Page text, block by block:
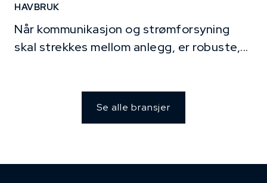
HAVBRUK
Når kommunikasjon og strømforsyning
skal strekkes mellom anlegg, er robuste,...
Se alle bransjer